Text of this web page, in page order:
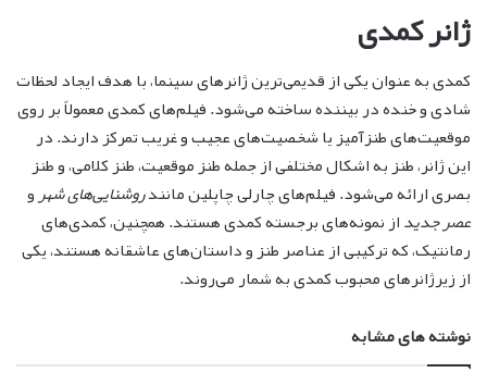
ژانر کمدی
کمدی به عنوان یکی از قدیمی‌ترین ژانرهای سینما، با هدف ایجاد لحظات
شادی و خنده در بیننده ساخته می‌شود. فیلم‌های کمدی معمولاً بر روی
موقعیت‌های طنزآمیز یا شخصیت‌های عجیب و غریب تمرکز دارند. در
این ژانر، طنز به اشکال مختلفی از جمله طنز موقعیت، طنز کلامی، و طنز
بصری ارائه می‌شود. فیلم‌های چارلی چاپلین مانندروشنایی‌های شهرو
عصر جدیداز نمونه‌های برجسته کمدی هستند. همچنین، کمدی‌های
رمانتیک، که ترکیبی از عناصر طنز و داستان‌های عاشقانه هستند، یکی
از زیرژانرهای محبوب کمدی به شمار می‌روند.
نوشته های مشابه